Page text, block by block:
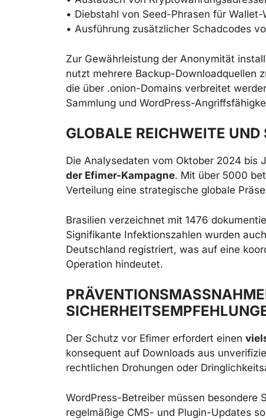
• Diebstahl von Seed-Phrasen für
• Ausführung zusätzlicher Schadcodes
Zur Gewährleistung der Anonymität
nutzt mehrere Backup-Downloadquellen
die über .onion-Domains verbreitet
Sammlung und WordPress-
GLOBALE REICHWEITE
Die Analysedaten vom Oktober 2024 bis
der Efimer-Kampagne. Mit über 5000
Verteilung eine strategische globale
Brasilien verzeichnet mit 1476
Signifikante Infektionszahlen wurden
Deutschland registriert, was auf eine
Operation hindeutet.
Der Schutz vor Efimer erfordert einen
konsequent auf Downloads aus
rechtlichen Drohungen oder
WordPress-Betreiber müssen besondere
regelmäßige CMS- und Plugin-Updates